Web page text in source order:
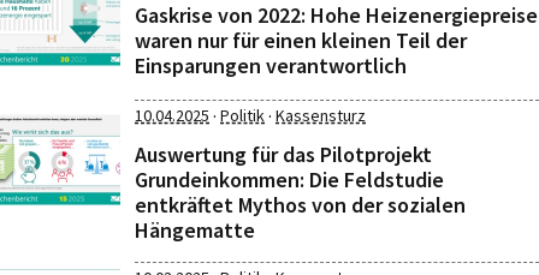
Gaskrise von 2022: Hohe Heizenergiepreise
waren nur für einen kleinen Teil der
Einsparungen verantwortlich
10.04.2025 · Politik· Kassensturz
Auswertung für das Pilotprojekt
Grundeinkommen: Die Feldstudie
entkräftet Mythos von der sozialen
Hängematte